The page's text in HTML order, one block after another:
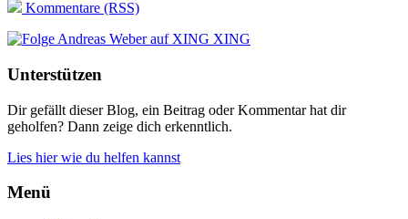
Kommentare (RSS)
XING
Unterstützen
Dir gefällt dieser Blog, ein Beitrag oder Kommentar hat dir
geholfen? Dann zeige dich erkenntlich.
Lies hier wie du helfen kannst
Menü